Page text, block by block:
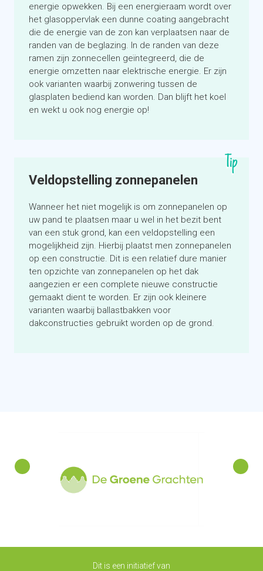
energie opwekken. Bij een energieraam wordt over
het glasoppervlak een dunne coating aangebracht
die de energie van de zon kan verplaatsen naar de
randen van de beglazing. In de randen van deze
ramen zijn zonnecellen geïntegreerd, die de
energie omzetten naar elektrische energie. Er zijn
ook varianten waarbij zonwering tussen de
glasplaten bediend kan worden. Dan blijft het koel
en wekt u ook nog energie op!
Tip
Veldopstelling zonnepanelen
Wanneer het niet mogelijk is om zonnepanelen op
uw pand te plaatsen maar u wel in het bezit bent
van een stuk grond, kan een veldopstelling een
mogelijkheid zijn. Hierbij plaatst men zonnepanelen
op een constructie. Dit is een relatief dure manier
ten opzichte van zonnepanelen op het dak
aangezien er een complete nieuwe constructie
gemaakt dient te worden. Er zijn ook kleinere
varianten waarbij ballastbakken voor
dakconstructies gebruikt worden op de grond.
Dit is een initiatief van